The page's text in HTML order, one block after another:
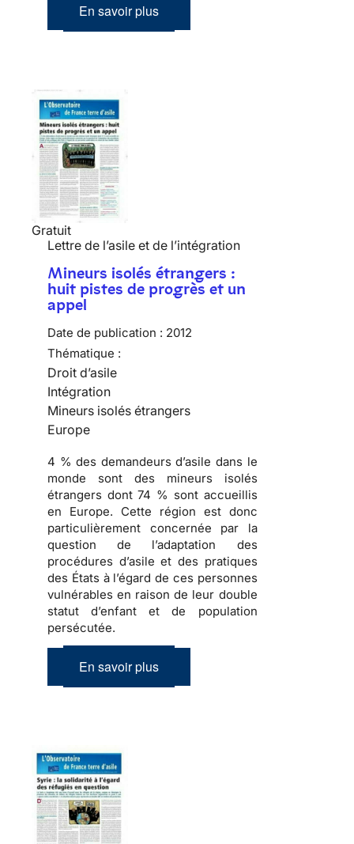
En savoir plus
Gratuit
Lettre de l’asile et de l’intégration
Mineurs isolés étrangers :
huit pistes de progrès et un
appel
Date de publication : 2012
Thématique :
Droit d’asile
Intégration
Mineurs isolés étrangers
Europe
4 % des demandeurs d’asile dans le
monde sont des mineurs isolés
étrangers dont 74 % sont accueillis
en Europe. Cette région est donc
particulièrement concernée par la
question de l’adaptation des
procédures d’asile et des pratiques
des États à l’égard de ces personnes
vulnérables en raison de leur double
statut d’enfant et de population
persécutée.
En savoir plus